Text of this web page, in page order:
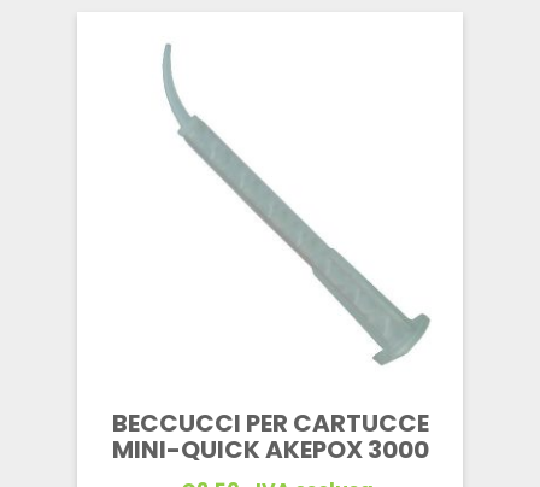
BECCUCCI PER CARTUCCE
MINI-QUICK AKEPOX 3000